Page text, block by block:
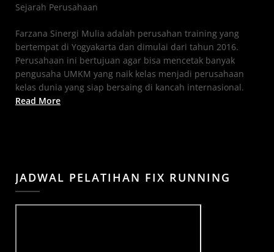
Sejarah Perusahaan
Farzana Sinergi Mulia adalah perusahan training yang
bertempat di Yogyakarta dan dimulai dari tahun 2016.
Perusahaan ini bertujuan agar bisa mencetak banyak
pengusaha UMKM yang naik kelas menjadi perusahaan
kelas dunia yang siap bersaing di kancah internasional.
Read More
JADWAL PELATIHAN FIX RUNNING